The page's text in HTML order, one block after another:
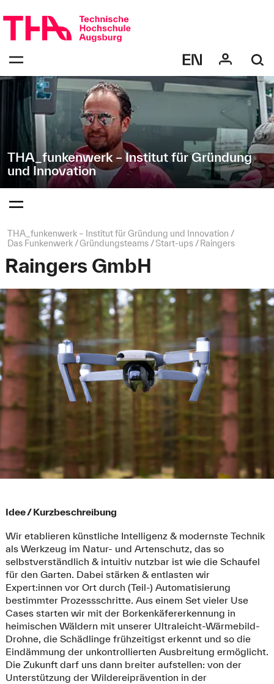
überspringen
zur
Navigation
"THA_funkenwerk
–
Institut
Gründung
und
Innovation"
THA_funkenwerk – Institut für Gründung
und Innovation
bestätigen
Öffnen
des
Menüs
bestätigen
des
Menüs
Seitenpfad:
THA_funkenwerk – Institut für Gründung und Innovation
Das Funkenwerk
Gründungsteams Start-ups Raingers
Raingers GmbH
Idee / Kurzbeschreibung
Wir etablieren künstliche Intelligenz & modernste Technik
als Werkzeug im Natur- und Artenschutz, das so
selbstverständlich & intuitiv nutzbar ist wie die Schaufel
für den Garten. Dabei stärken & entlasten wir
Expert:innen vor Ort durch (Teil-) Automatisierung
bestimmter Prozessschritte. Aus einem Set vieler Use
Cases starten wir mit der Borkenkäfererkennung in
heimischen Wäldern mit unserer Ultraleicht-Wärmebild-
Drohne, die Schädlinge frühzeitigst erkennt und so die
Eindämmung der unkontrollierten Ausbreitung ermöglicht.
Die Zukunft darf uns dann breiter aufstellen: von der
Unterstützung der Wildereiprävention in der